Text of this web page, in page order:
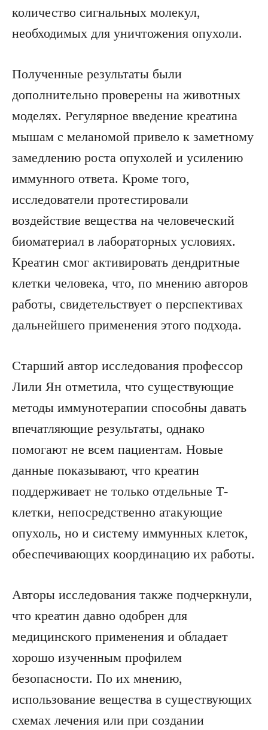
количество сигнальных молекул,
необходимых для уничтожения опухоли.
Полученные результаты были
дополнительно проверены на животных
моделях. Регулярное введение креатина
мышам с меланомой привело к заметному
замедлению роста опухолей и усилению
иммунного ответа. Кроме того,
исследователи протестировали
воздействие вещества на человеческий
биоматериал в лабораторных условиях.
Креатин смог активировать дендритные
клетки человека, что, по мнению авторов
работы, свидетельствует о перспективах
дальнейшего применения этого подхода.
Старший автор исследования профессор
Лили Ян отметила, что существующие
методы иммунотерапии способны давать
впечатляющие результаты, однако
помогают не всем пациентам. Новые
данные показывают, что креатин
поддерживает не только отдельные Т-
клетки, непосредственно атакующие
опухоль, но и систему иммунных клеток,
обеспечивающих координацию их работы.
Авторы исследования также подчеркнули,
что креатин давно одобрен для
медицинского применения и обладает
хорошо изученным профилем
безопасности. По их мнению,
использование вещества в существующих
схемах лечения или при создании